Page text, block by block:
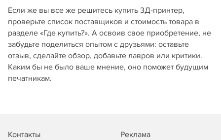
Если же вы все же решитесь купить 3Д-принтер,
проверьте список поставщиков и стоимость товара в
разделе «Где купить?». А освоив свое приобретение, не
забудьте поделиться опытом с друзьями: оставьте
отзыв, сделайте обзор, добавьте лавров или критики.
Каким бы не было ваше мнение, оно поможет будущим
печатникам.
Контакты Реклама